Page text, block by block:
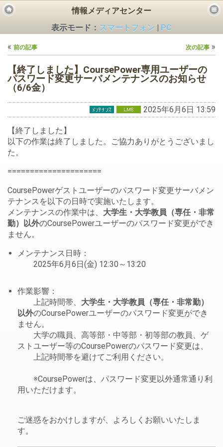
ス
情報メディアセンター
表示モード： スマートフォン
PC
« 前の記事 次の記事 »
【終了しました】CoursePower専用ユーザーの
パスワード変更サーバメンテナンスのお知らせ
（6/6金）
2025年6月6日 13:59
【終了しました】
以下の作業は終了しました。ご協力ありがとうございまし
た。
=====================
CoursePowerゲストユーザーのパスワード変更サーバメン
テナンスを以下の日時で実施いたします。
メンテナンスの作業中は、 大学生・大学教員（専任・非常
勤）以外のCoursePowerユーザーのパスワード変更ができ
ません。
メンテナンス日時：
2025年6月6日(金) 12:30～13:20
作業影響：
上記時間帯、 大学生・大学教員（専任・非常勤）
以外のCoursePowerユーザーのパスワード変更ができ
ません。
大学の職員、高等部・中等部・初等部の教員、ゲ
ストユーザー等のCoursePowerのパスワード変更は、
上記時間帯を避けてご利用ください。
※CoursePowerは、パスワード変更以外通常通り利
用いただけます。
ご迷惑をおかけしますが、よろしくお願いいたしま
す。